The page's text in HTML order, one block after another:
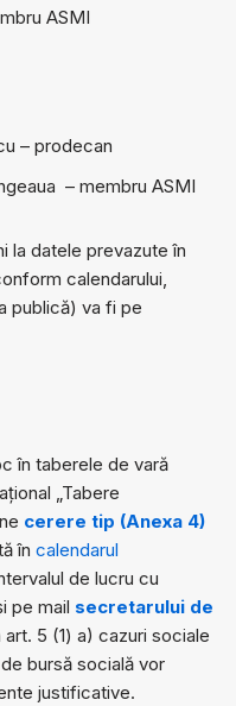
ASMI
– prodecan
– membru ASMI
la datele prevazute în
calendarului,
publică) va fi pe
în taberele de vară
„Tabere
cerere tip (Anexa 4)
în calendarul
de lucru cu
pe mail secretarului de
5 (1) a) cazuri sociale
bursă socială vor
justificative.